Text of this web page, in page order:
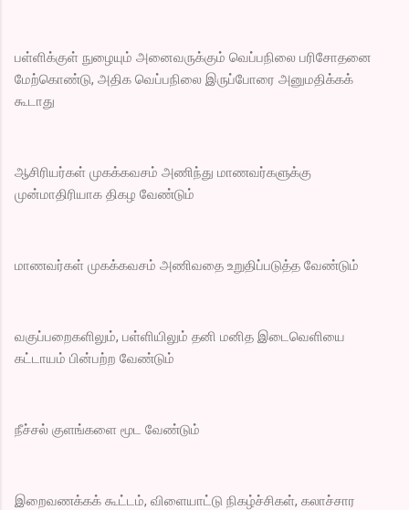
பள்ளிக்குள் நுழையும் அனைவருக்கும் வெப்பநிலை பரிசோதனை
மேற்கொண்டு, அதிக வெப்பநிலை இருப்போரை அனுமதிக்கக்
கூடாது
ஆசிரியர்கள் முகக்கவசம் அணிந்து மாணவர்களுக்கு
முன்மாதிரியாக திகழ வேண்டும்
மாணவர்கள் முகக்கவசம் அணிவதை உறுதிப்படுத்த வேண்டும்
வகுப்பறைகளிலும், பள்ளியிலும் தனி மனித இடைவெளியை
கட்டாயம் பின்பற்ற வேண்டும்
நீச்சல் குளங்களை மூட வேண்டும்
இறைவணக்கக் கூட்டம், விளையாட்டு நிகழ்ச்சிகள், கலாச்சார